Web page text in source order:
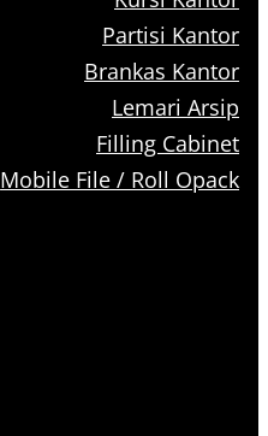
Partisi Kantor
Brankas Kantor
Lemari Arsip
Filling Cabinet
Mobile File / Roll Opack